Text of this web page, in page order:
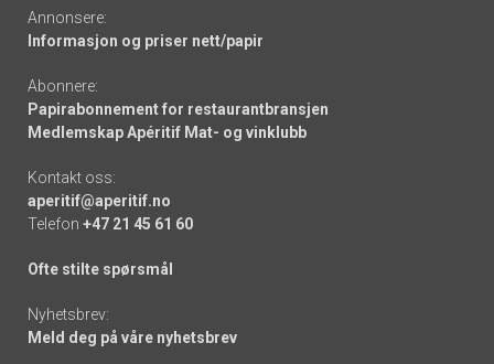
Annonsere:
Informasjon og priser nett/papir
Abonnere:
Papirabonnement for restaurantbransjen
Medlemskap Apéritif Mat- og vinklubb
Kontakt oss:
aperitif@aperitif.no
Telefon +47 21 45 61 60
Ofte stilte spørsmål
Nyhetsbrev:
Meld deg på våre nyhetsbrev